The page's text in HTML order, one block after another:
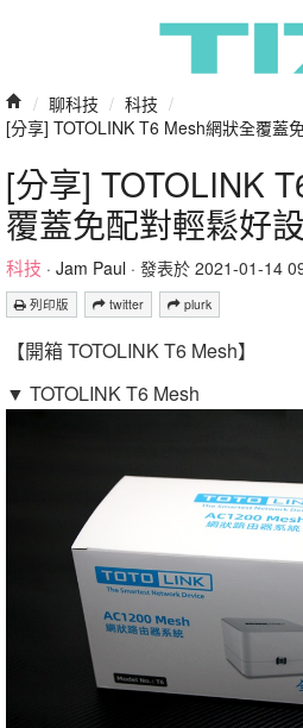
/ 聊科技 / 科技 /
[分享] TOTOLINK T6 Mesh網狀全覆蓋
[分享] TOTOLINK
覆蓋免配對輕鬆好
科技 · Jam Paul · 發表於 2021-01-14
列印版 twitter plurk
【開箱 TOTOLINK T6 Mesh】
▼ TOTOLINK T6 Mesh